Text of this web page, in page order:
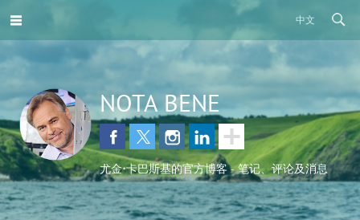
中文
NOTA BENE
尤金•卡巴斯基的官方博客 - 笔记、评论及消息